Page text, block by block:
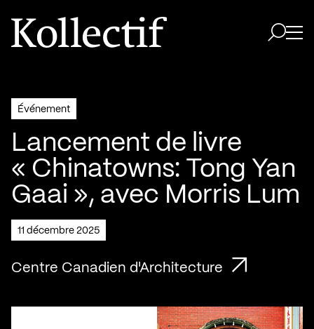
Aller à la page d'accueil
Logo Kollectif
Événement
Lancement de livre
« Chinatowns: Tong Yan
Gaai », avec Morris Lum
11 décembre 2025
Centre Canadien d'Architecture